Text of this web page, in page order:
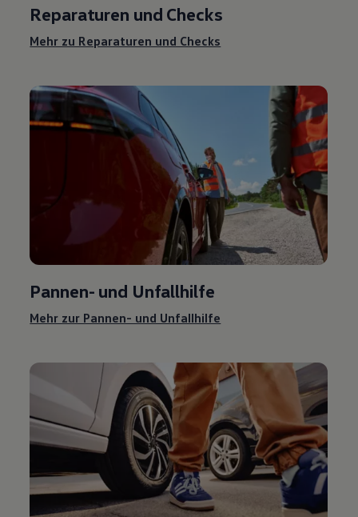
Reparaturen und Checks
Mehr zu Reparaturen und Checks
Pannen- und Unfallhilfe
Mehr zur Pannen- und Unfallhilfe